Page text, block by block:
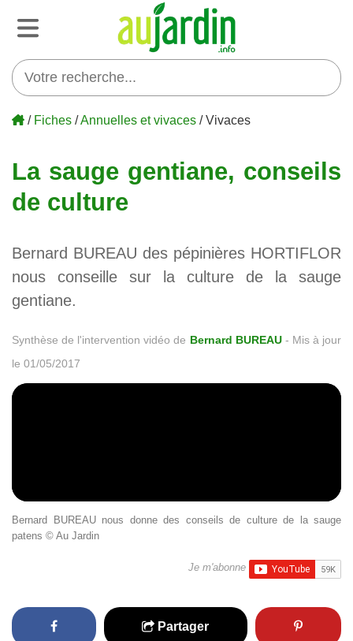
/ Fiches /Annuelles et vivaces / Vivaces
La sauge gentiane, conseils
de culture
Bernard BUREAU des pépinières HORTIFLOR
nous conseille sur la culture de la sauge
gentiane.
Synthèse de l'intervention vidéo de Bernard BUREAU - Mis à jour
le 01/05/2017
Bernard BUREAU nous donne des conseils de culture de la sauge
patens © Au Jardin
Je m'abonne
Partager